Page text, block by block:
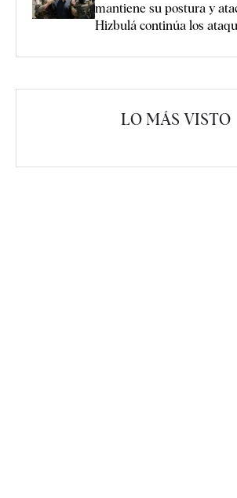
mantiene su postura y
Hizbulá continúa los
LO MÁS VISTO